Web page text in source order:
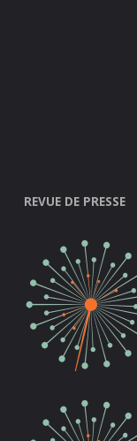
REVUE DE PRESSE